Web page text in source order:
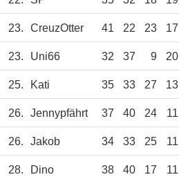
23. CreuzOtter 41 22 23 17
23. Uni66 32 37 9 20
25. Kati 35 33 27 13
26. Jennypfährt 37 40 24 11
26. Jakob 34 33 25 11
28. Dino 38 40 17 11